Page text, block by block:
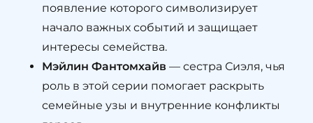
появление которого символизирует
начало важных событий и защищает
интересы семейства.
Мэйлин Фантомхайв — сестра Сиэля, чья
роль в этой серии помогает раскрыть
семейные узы и внутренние конфликты